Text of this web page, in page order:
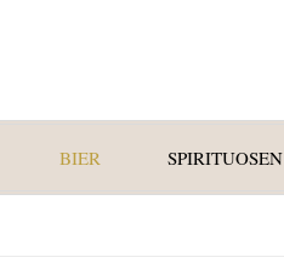
BIER SPIRITUOSEN